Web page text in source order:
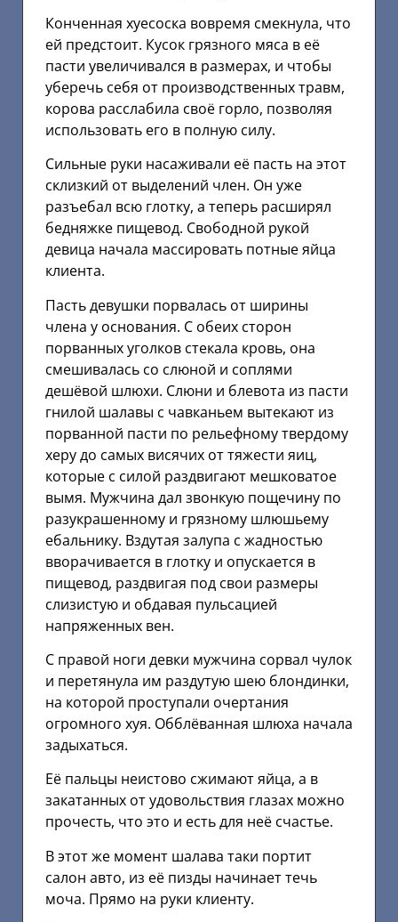
Конченная хуесоска вовремя смекнула, что
ей предстоит. Кусок грязного мяса в её
пасти увеличивался в размерах, и чтобы
уберечь себя от производственных травм,
корова расслабила своё горло, позволяя
использовать его в полную силу.
Сильные руки насаживали её пасть на этот
склизкий от выделений член. Он уже
разъебал всю глотку, а теперь расширял
бедняжке пищевод. Свободной рукой
девица начала массировать потные яйца
клиента.
Пасть девушки порвалась от ширины
члена у основания. С обеих сторон
порванных уголков стекала кровь, она
смешивалась со слюной и соплями
дешёвой шлюхи. Слюни и блевота из пасти
гнилой шалавы с чавканьем вытекают из
порванной пасти по рельефному твердому
херу до самых висячих от тяжести яиц,
которые с силой раздвигают мешковатое
вымя. Мужчина дал звонкую пощечину по
разукрашенному и грязному шлюшьему
ебальнику. Вздутая залупа с жадностью
вворачивается в глотку и опускается в
пищевод, раздвигая под свои размеры
слизистую и обдавая пульсацией
напряженных вен.
С правой ноги девки мужчина сорвал чулок
и перетянула им раздутую шею блондинки,
на которой проступали очертания
огромного хуя. Обблёванная шлюха начала
задыхаться.
Её пальцы неистово сжимают яйца, а в
закатанных от удовольствия глазах можно
прочесть, что это и есть для неё счастье.
В этот же момент шалава таки портит
салон авто, из её пизды начинает течь
моча. Прямо на руки клиенту.